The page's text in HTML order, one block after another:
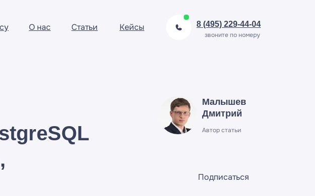
О нас Статьи Кейсы 8 (495) 229-44-04
звоните по номеру
Малышев
Дмитрий
Автор статьи
Подписаться